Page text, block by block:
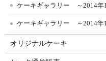
ケーキギャラリー ～2014年
ケーキギャラリー ～2014年
オリジナルケーキ